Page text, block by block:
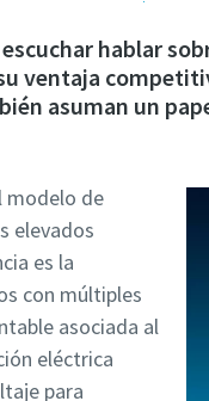
hablar
ventaja
asuman un
modelo de
elevados
es la
con múltiples
asociada al
eléctrica
para